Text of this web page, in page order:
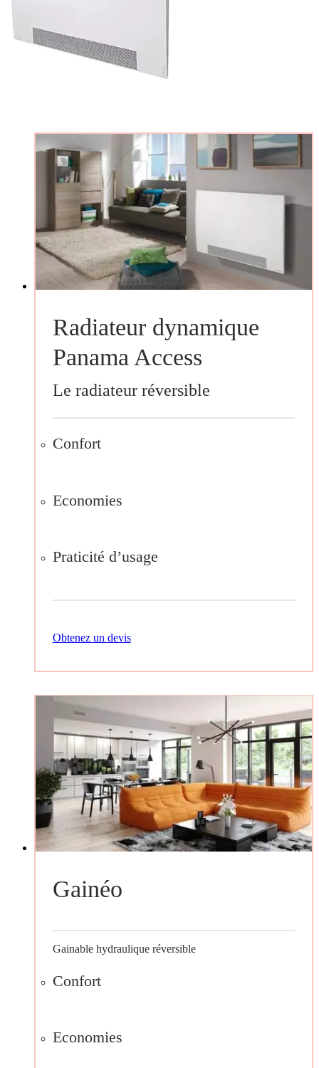
Radiateur dynamique
Panama Access
Le radiateur réversible
Confort
Economies
Praticité d’usage
Obtenez un devis
Gainéo
Gainable hydraulique réversible
Confort
Economies